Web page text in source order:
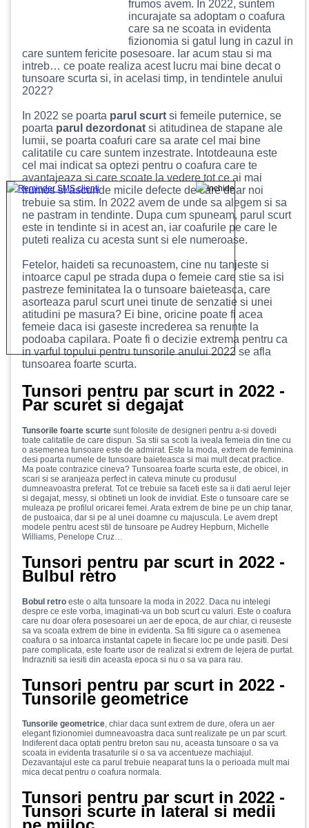
frumos avem. In 2022, suntem
incurajate sa adoptam o coafura
care sa ne scoata in evidenta
fizionomia si gatul lung in cazul in
care suntem fericite posesoare. Iar acum stau si ma
intreb… ce poate realiza acest lucru mai bine decat o
tunsoare scurta si, in acelasi timp, in tendintele anului
2022?
In 2022 se poarta parul scurt si femeile puternice, se
poarta parul dezordonat si atitudinea de stapane ale
lumii, se poarta coafuri care sa arate cel mai bine
calitatile cu care suntem inzestrate. Intotdeauna este
cel mai indicat sa optezi pentru o coafura care te
avantajeaza si care scoate la vedere tot ce ai mai
frumos si ascunde micile defecte de care doar noi
trebuie sa stim. In 2022 avem de unde sa alegem si sa
ne pastram in tendinte. Dupa cum spuneam, parul scurt
este in tendinte si in acest an, iar coafurile pe care le
puteti realiza cu acesta sunt si ele numeroase.
Fetelor, haideti sa recunoastem, cine nu tanjeste si
intoarce capul pe strada dupa o femeie care stie sa isi
pastreze feminitatea la o tunsoare baieteasca, care
asorteaza parul scurt unei tinute de senzatie si unei
atitudini pe masura? Ei bine, oricine poate fi acea
femeie daca isi gaseste increderea sa renunte la
podoaba capilara. Poate fi o decizie extrema pentru ca
in varful topului pentru tunsorile anului 2022 se afla
tunsoarea foarte scurta.
Tunsori pentru par scurt in 2022 -
Par scuret si degajat
Tunsorile foarte scurte sunt folosite de designeri pentru a-si dovedi
toate calitatile de care dispun. Sa stii sa scoti la iveala femeia din tine cu
o asemenea tunsoare este de admirat. Este la moda, extrem de feminina
desi poarta numele de tunsoare baieteasca si mai mult decat practice.
Ma poate contrazice cineva? Tunsoarea foarte scurta este, de obicei, in
scari si se aranjeaza perfect in cateva minute cu produsul
dumneavoastra preferat. Tot ce trebuie sa faceti este sa ii dati aerul lejer
si degajat, messy, si obtineti un look de invidiat. Este o tunsoare care se
muleaza pe profilul oricarei femei. Arata extrem de bine pe un chip tanar,
de pustoaica, dar si pe al unei doamne cu majuscula. Le avem drept
modele pentru acest stil de tunsoare pe Audrey Hepburn, Michelle
Williams, Penelope Cruz…
Tunsori pentru par scurt in 2022 -
Bulbul retro
Bobul retro este o alta tunsoare la moda in 2022. Daca nu intelegi
despre ce este vorba, imaginati-va un bob scurt cu valuri. Este o coafura
care nu doar ofera posesoarei un aer de epoca, de aur chiar, ci reuseste
sa va scoata extrem de bine in evidenta. Sa fiti sigure ca o asemenea
coafura o sa intoarca instantat capete in fiecare loc pe unde pasiti. Desi
pare complicata, este foarte usor de realizat si extrem de lejera de purtat.
Indrazniti sa iesiti din aceasta epoca si nu o sa va para rau.
Tunsori pentru par scurt in 2022 -
Tunsorile geometrice
Tunsorile geometrice, chiar daca sunt extrem de dure, ofera un aer
elegant fizionomiei dumneavoastra daca sunt realizate pe un par scurt.
Indiferent daca optati pentru breton sau nu, aceasta tunsoare o sa va
scoata in evidenta trasaturile si o sa va accentueze machiajul.
Dezavantajul este ca parul trebuie neaparat tuns la o perioada mult mai
mica decat pentru o coafura normala.
Tunsori pentru par scurt in 2022 -
Tunsori scurte in lateral si medii